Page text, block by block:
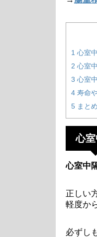
1 心室
2 心室
3 心室
4 寿命
5 まとめ
心
心室中
正しい
軽度か
必ずし